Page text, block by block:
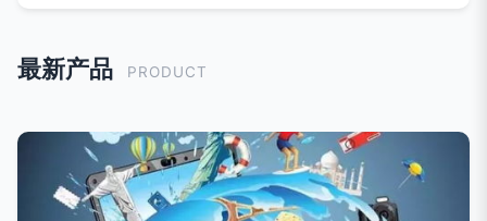
最新产品 PRODUCT